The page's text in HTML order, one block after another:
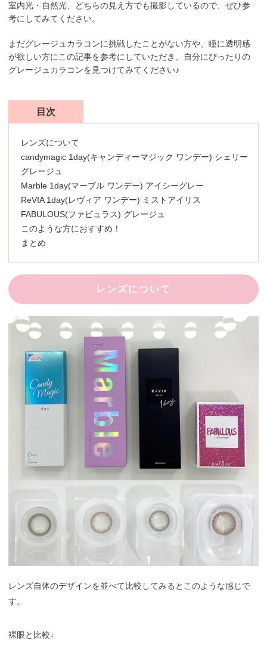
室内光・自然光、どちらの見え方でも撮影しているので、ぜひ参
考にしてみてください。
まだグレージュカラコンに挑戦したことがない方や、瞳に透明感
が欲しい方にこの記事を参考にしていただき、自分にぴったりの
グレージュカラコンを見つけてみてください♪
目次
レンズについて
candymagic 1day(キャンディーマジック ワンデー) シェリー
グレージュ
Marble 1day(マーブル ワンデー) アイシーグレー
ReVIA 1day(レヴィア ワンデー) ミストアイリス
FABULOUS(ファビュラス) グレージュ
このような方におすすめ！
まとめ
レンズについて
レンズ自体のデザインを並べて比較してみるとこのような感じで
す。
裸眼と比較↓